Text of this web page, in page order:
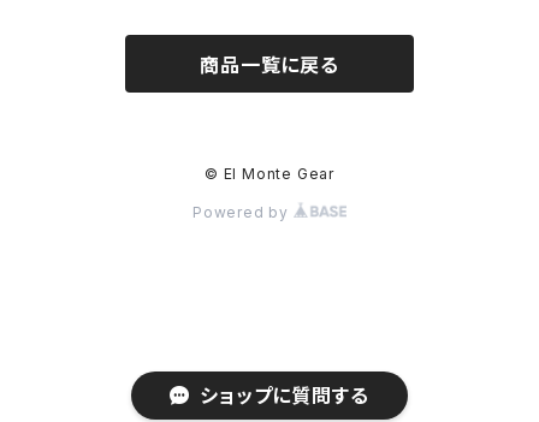
ショップに質問する
ナイフ / ツール
商品一覧に戻る
© El Monte Gear
Powered by